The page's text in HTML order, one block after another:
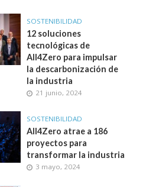
SOSTENIBILIDAD
12 soluciones
tecnológicas de
All4Zero para impulsar
la descarbonización de
la industria
21 junio, 2024
SOSTENIBILIDAD
All4Zero atrae a 186
proyectos para
transformar la industria
3 mayo, 2024